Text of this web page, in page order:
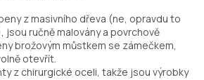
z masivního dřeva (ne, opravdu to
jsou ručně malovány a povrchově
brožovým můstkem se zámečkem,
otevřít.
z chirurgické oceli, takže jsou výrobky